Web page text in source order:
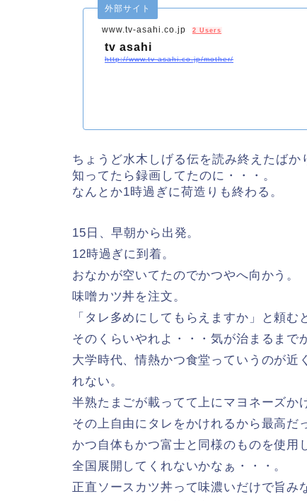
www.tv-asahi.co.jp
外部サイト
2 Users
tv asahi
http://www.tv-asahi.co.jp/mother/
ちょうど水木しげる伝を読み終えたばか
知ってたら録画してたのに・・・。
なんとか1時過ぎに荷造りも終わる。
15日、早朝から出発。
12時過ぎに到着。
おなかが空いてたのでかつやへ向かう。
味噌カツ丼を注文。
「タレ多めにしてもらえますか」と頼
そのくらいやれよ・・・気が治まるまで
大学時代、情熱かつ食堂っていうのが近
れない。
半熟たまごが載ってて上にマヨネーズか
その上自由にタレをかけれるから最高だ
かつ自体もかつ富士と同様のものを使用
全国展開してくれないかなぁ・・・。
正直ソースカツ丼って味濃いだけで旨み